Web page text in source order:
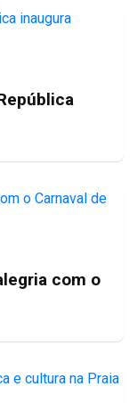
com o